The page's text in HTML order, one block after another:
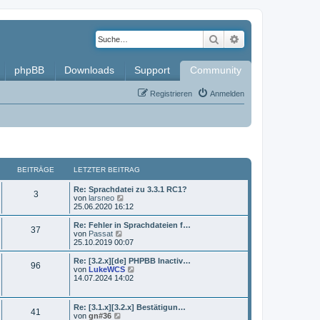
Suche
phpBB Downloads Support Community
Anmelden
Registrieren
BEITRÄGE LETZTER BEITRAG
3B
i
t
r
L
e
t
z
t
e
r
e
i
t
r
g
Re: Sprachdatei zu 3.3.1 RC1?
von larsneo
e
u
e
s
t
r
B
e
i
r
a
25.06.2020 16:12
37
L
e
t
z
t
e
r
t
Re: Fehler in Sprachdateien f…
von Passat
e
u
e
s
t
e
25.10.2019 00:07
96
L
e
t
e
r
Re: [3.2.x][de] PHPBB Inactiv…
von LukeWCS
s
t
14.07.2024 14:02
41
L
e
Re: [3.1.x][3.2.x] Bestätigun…
von gn#36